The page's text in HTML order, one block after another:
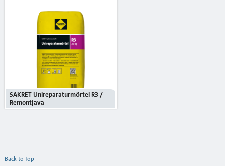
SAKRET Unireparaturmӧrtel R3 /
Remontjava
Back to Top